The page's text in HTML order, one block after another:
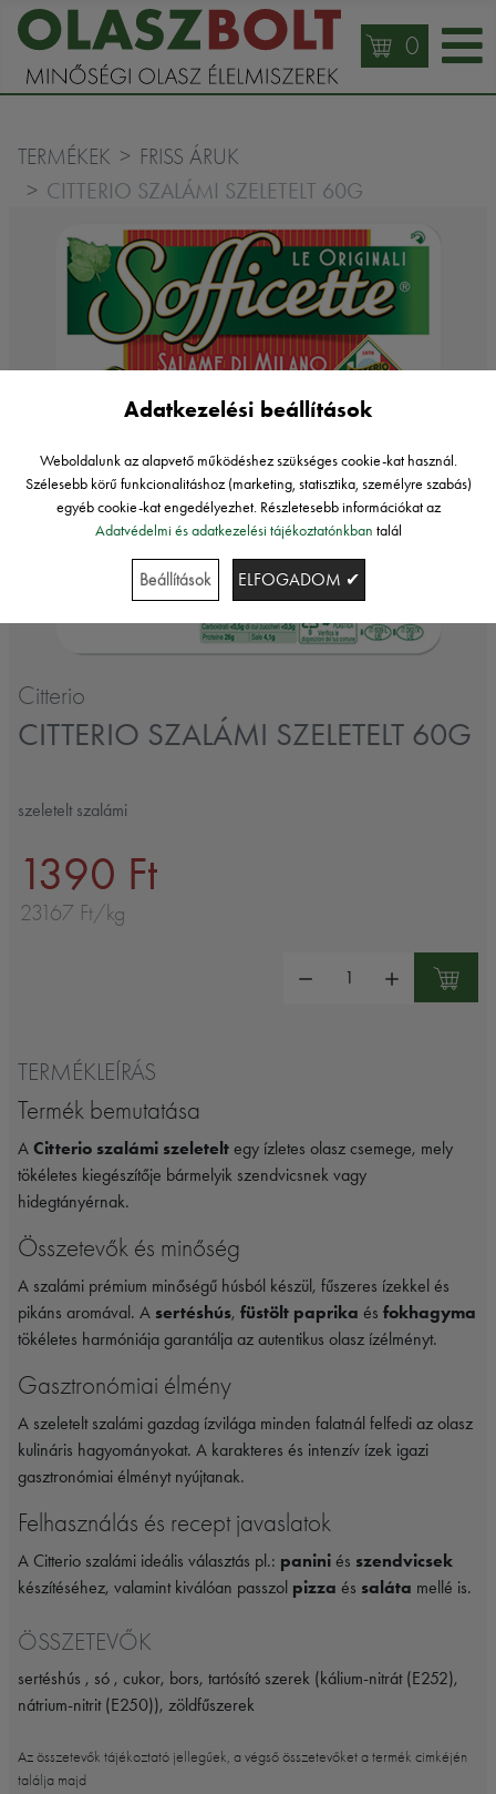
0
TERMÉKEK FRISS ÁRUK
CITTERIO SZALÁMI SZELETELT 60G
Citterio
CITTERIO SZALÁMI SZELETELT 60G
szeletelt szalámi
1390 Ft
23167 Ft/kg
TERMÉKLEÍRÁS
Termék bemutatása
A Citterio szalámi szeletelt egy ízletes olasz csemege, mely
tökéletes kiegészítője bármelyik szendvicsnek vagy
hidegtányérnak.
Összetevők és minőség
A szalámi prémium minőségű húsból készül, fűszeres ízekkel és
pikáns aromával. A sertéshús, füstölt paprika és fokhagyma
tökéletes harmóniája garantálja az autentikus olasz ízélményt.
Gasztronómiai élmény
A szeletelt szalámi gazdag ízvilága minden falatnál felfedi az olasz
kulináris hagyományokat. A karakteres és intenzív ízek igazi
gasztronómiai élményt nyújtanak.
Felhasználás és recept javaslatok
A Citterio szalámi ideális választás pl.: panini és szendvicsek
készítéséhez, valamint kiválóan passzol pizza és saláta mellé is.
ÖSSZETEVŐK
sertéshús , só , cukor, bors, tartósító szerek (kálium-nitrát (E252),
nátrium-nitrit (E250)), zöldfűszerek
Az összetevők tájékoztató jellegűek, a végső összetevőket a termék cimkéjén
találja majd
Adatkezelési beállítások
Weboldalunk az alapvető működéshez szükséges cookie-kat használ.
Szélesebb körű funkcionalitáshoz (marketing, statisztika, személyre szabás)
egyéb cookie-kat engedélyezhet. Részletesebb információkat az
Adatvédelmi és adatkezelési tájékoztatónkban talál
Beállítások ELFOGADOM ✔